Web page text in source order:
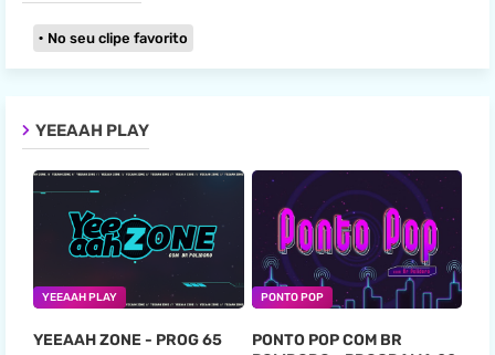
No seu clipe favorito
YEEAAH PLAY
YEEAAH PLAY
YEEAAH ZONE - PROG 65
PONTO POP
PONTO POP COM BR